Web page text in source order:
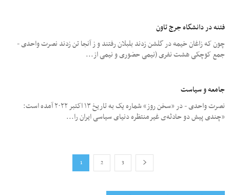
فتنه در دانشگاه جرج تاون
چون که زاغان خیمه در گلشن زدند بلبلان رفتند و ز آنجا تن زدند نصرت واحدی -
جمع کوچکی هشت نفری (نیمی‌ حضوری و نیمی‌ از...
جامعه و سیاست
نصرت واحدی - در «سخن روز» شماره یک به تاریخ ۱۳ اکتبر ۲۰۲۲ آمده است:
«چندی پیش دو حادثهﻯ غیرمنتظره دنیای سیاسی ایران را...
1 2 3